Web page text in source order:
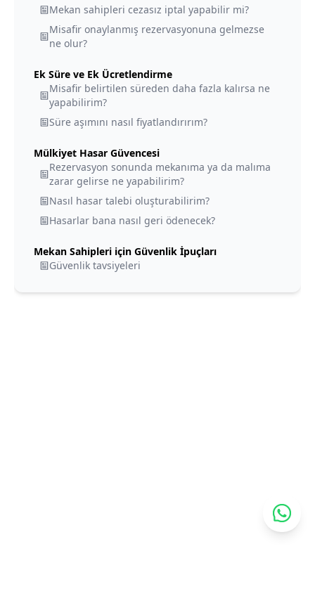
Mekan sahipleri cezasız iptal yapabilir mi?
Misafir onaylanmış rezervasyonuna gelmezse
ne olur?
Ek Süre ve Ek Ücretlendirme
Misafir belirtilen süreden daha fazla kalırsa ne
yapabilirim?
Süre aşımını nasıl fiyatlandırırım?
Mülkiyet Hasar Güvencesi
Rezervasyon sonunda mekanıma ya da malıma
zarar gelirse ne yapabilirim?
Nasıl hasar talebi oluşturabilirim?
Hasarlar bana nasıl geri ödenecek?
Mekan Sahipleri için Güvenlik İpuçları
Güvenlik tavsiyeleri